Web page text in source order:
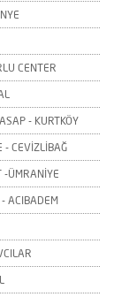
CENTER
- KURTKÖY
- CEVİZLİBAĞ
-ÜMRANİYE
ACIBADEM